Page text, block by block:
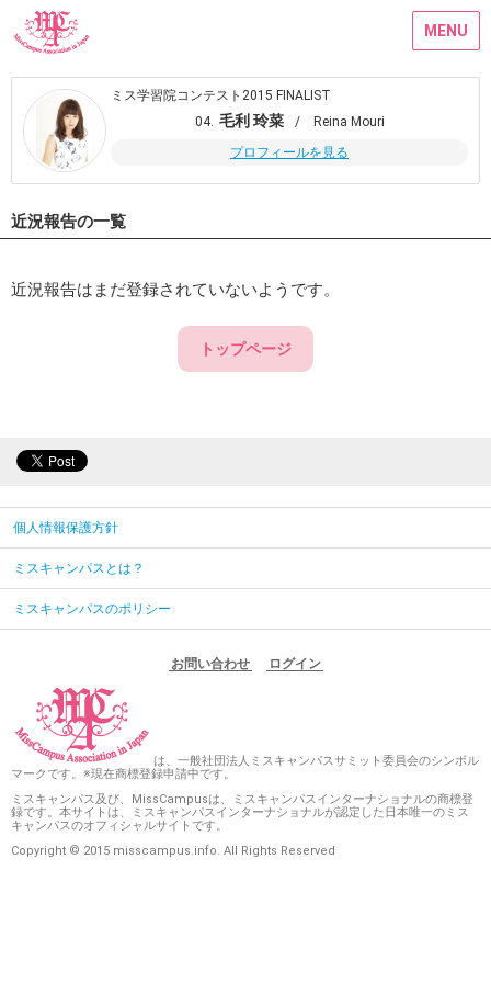
MENU
ミス学習院コンテスト2015 FINALIST
04. 毛利 玲菜
/ Reina Mouri
プロフィールを見る
近況報告の一覧
近況報告はまだ登録されていないようです。
トップページ
個人情報保護方針
ミスキャンパスとは？
ミスキャンパスのポリシー
お問い合わせ ログイン
は、一般社団法人ミスキャンパスサミット委員会のシンボル
マークです。※現在商標登録申請中です。
ミスキャンパス及び、MissCampusは、ミスキャンパスインターナショナルの商標登
録です。本サイトは、ミスキャンパスインターナショナルが認定した日本唯一のミス
キャンパスのオフィシャルサイトです。
Copyright © 2015 misscampus.info. All Rights Reserved